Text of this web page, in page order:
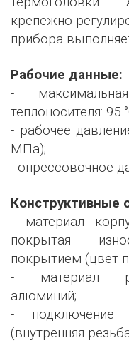
крепежно-
прибора
Рабочие данные:
-
теплоносителя: 95
- рабочее
МПа);
- опрессовочное
Конструктивные
- материал
покрытая
покрытием (цвет
- материал
алюминий;
- подключение
(внутренняя